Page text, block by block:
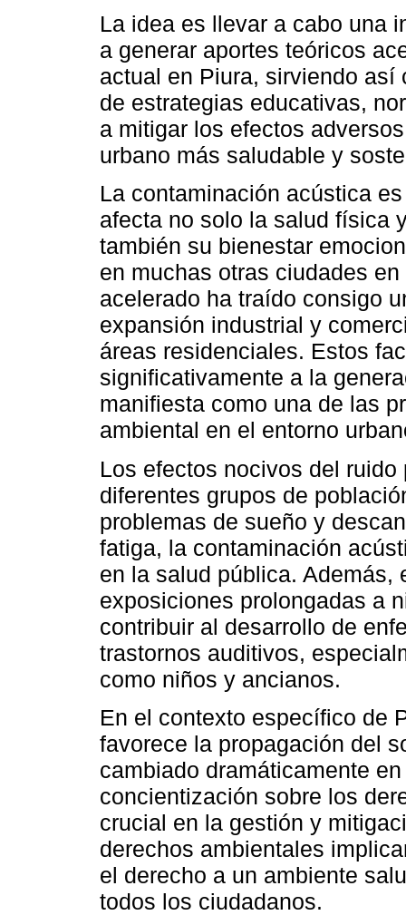
La idea es llevar a cabo una
a generar aportes teóricos
actual en Piura, sirviendo
de estrategias educativas,
a mitigar los efectos
urbano más saludable y
La contaminación acústica
afecta no solo la salud física
también su bienestar
en muchas otras ciudades
acelerado ha traído consigo
expansión industrial y
áreas residenciales. Estos
significativamente a la
manifiesta como una de las
ambiental en el entorno
Los efectos nocivos del
diferentes grupos de
problemas de sueño y
fatiga, la contaminación
en la salud pública. Además,
exposiciones prolongadas a
contribuir al desarrollo de
trastornos auditivos,
como niños y ancianos.
En el contexto específico de
favorece la propagación del
cambiado dramáticamente
concientización sobre los
crucial en la gestión y
derechos ambientales
el derecho a un ambiente
todos los ciudadanos.